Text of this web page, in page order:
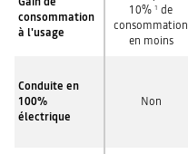
consommation
à l'usage
10% 1 de
consommation
en moins
Conduite en
100%
électrique
Non